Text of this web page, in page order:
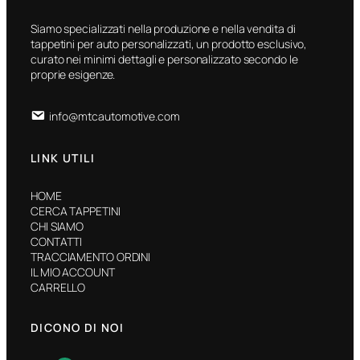
Siamo specializzati nella produzione e nella vendita di
tappetini per auto personalizzati, un prodotto esclusivo,
curato nei minimi dettagli e personalizzato secondo le
proprie esigenze.
info@mtcautomotive.com
LINK UTILI
HOME
CERCA TAPPETINI
CHI SIAMO
CONTATTI
TRACCIAMENTO ORDINI
IL MIO ACCOUNT
CARRELLO
DICONO DI NOI